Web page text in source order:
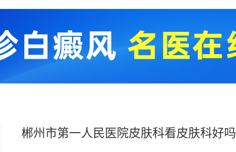
郴州市第一人民医院皮肤科看皮肤科好吗